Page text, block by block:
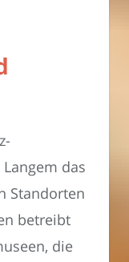
das
Standorten
betreibt
die